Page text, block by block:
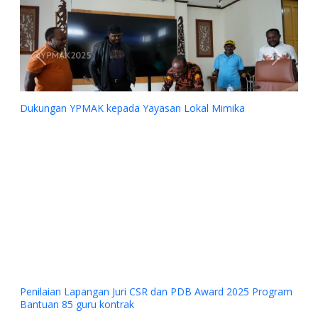
Dukungan YPMAK kepada Yayasan Lokal Mimika
Penilaian Lapangan Juri CSR dan PDB Award 2025 Program
Bantuan 85 guru kontrak
Previous Next